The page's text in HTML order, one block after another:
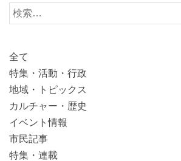
検
索:
全て
特集・活動・行政
地域・トピックス
カルチャー・歴史
イベント情報
市民記事
特集・連載